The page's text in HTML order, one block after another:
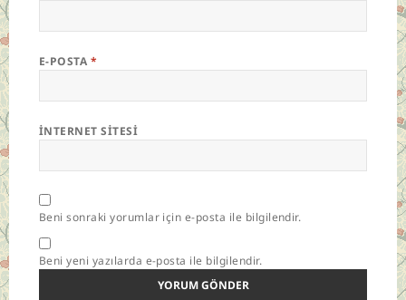
E-POSTA *
İNTERNET SITESI
Beni sonraki yorumlar için e-posta ile bilgilendir.
Beni yeni yazılarda e-posta ile bilgilendir.